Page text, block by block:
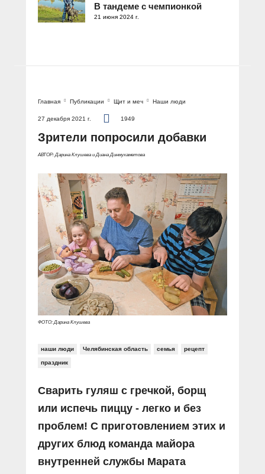
В тандеме с чемпионкой
21 июня 2024 г.
Главная Публикации Щит и меч Наши люди
27 декабря 2021 г. 1949
Зрители попросили добавки
АВТОР: Дарина Клушева и Диана Динмухаметова
ФОТО: Дарина Клушева
наши люди Челябинская область семья рецепт
праздник
Сварить гуляш с гречкой, борщ
или испечь пиццу - легко и без
проблем! С приготовлением этих и
других блюд команда майора
внутренней службы Марата